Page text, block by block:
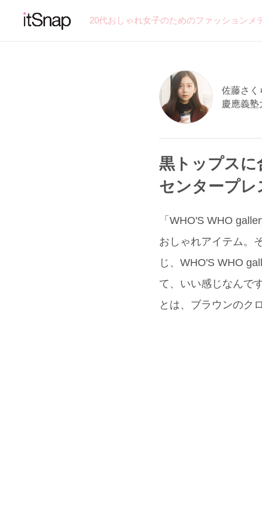
20代おしゃれ女子のためのファッション
佐藤さく
慶應義
黒トップスに
センタープ
「WHO'S WHO
おしゃれアイテム。
じ、WHO'S WHO
て、いい感じなんで
とは、ブラウンのク